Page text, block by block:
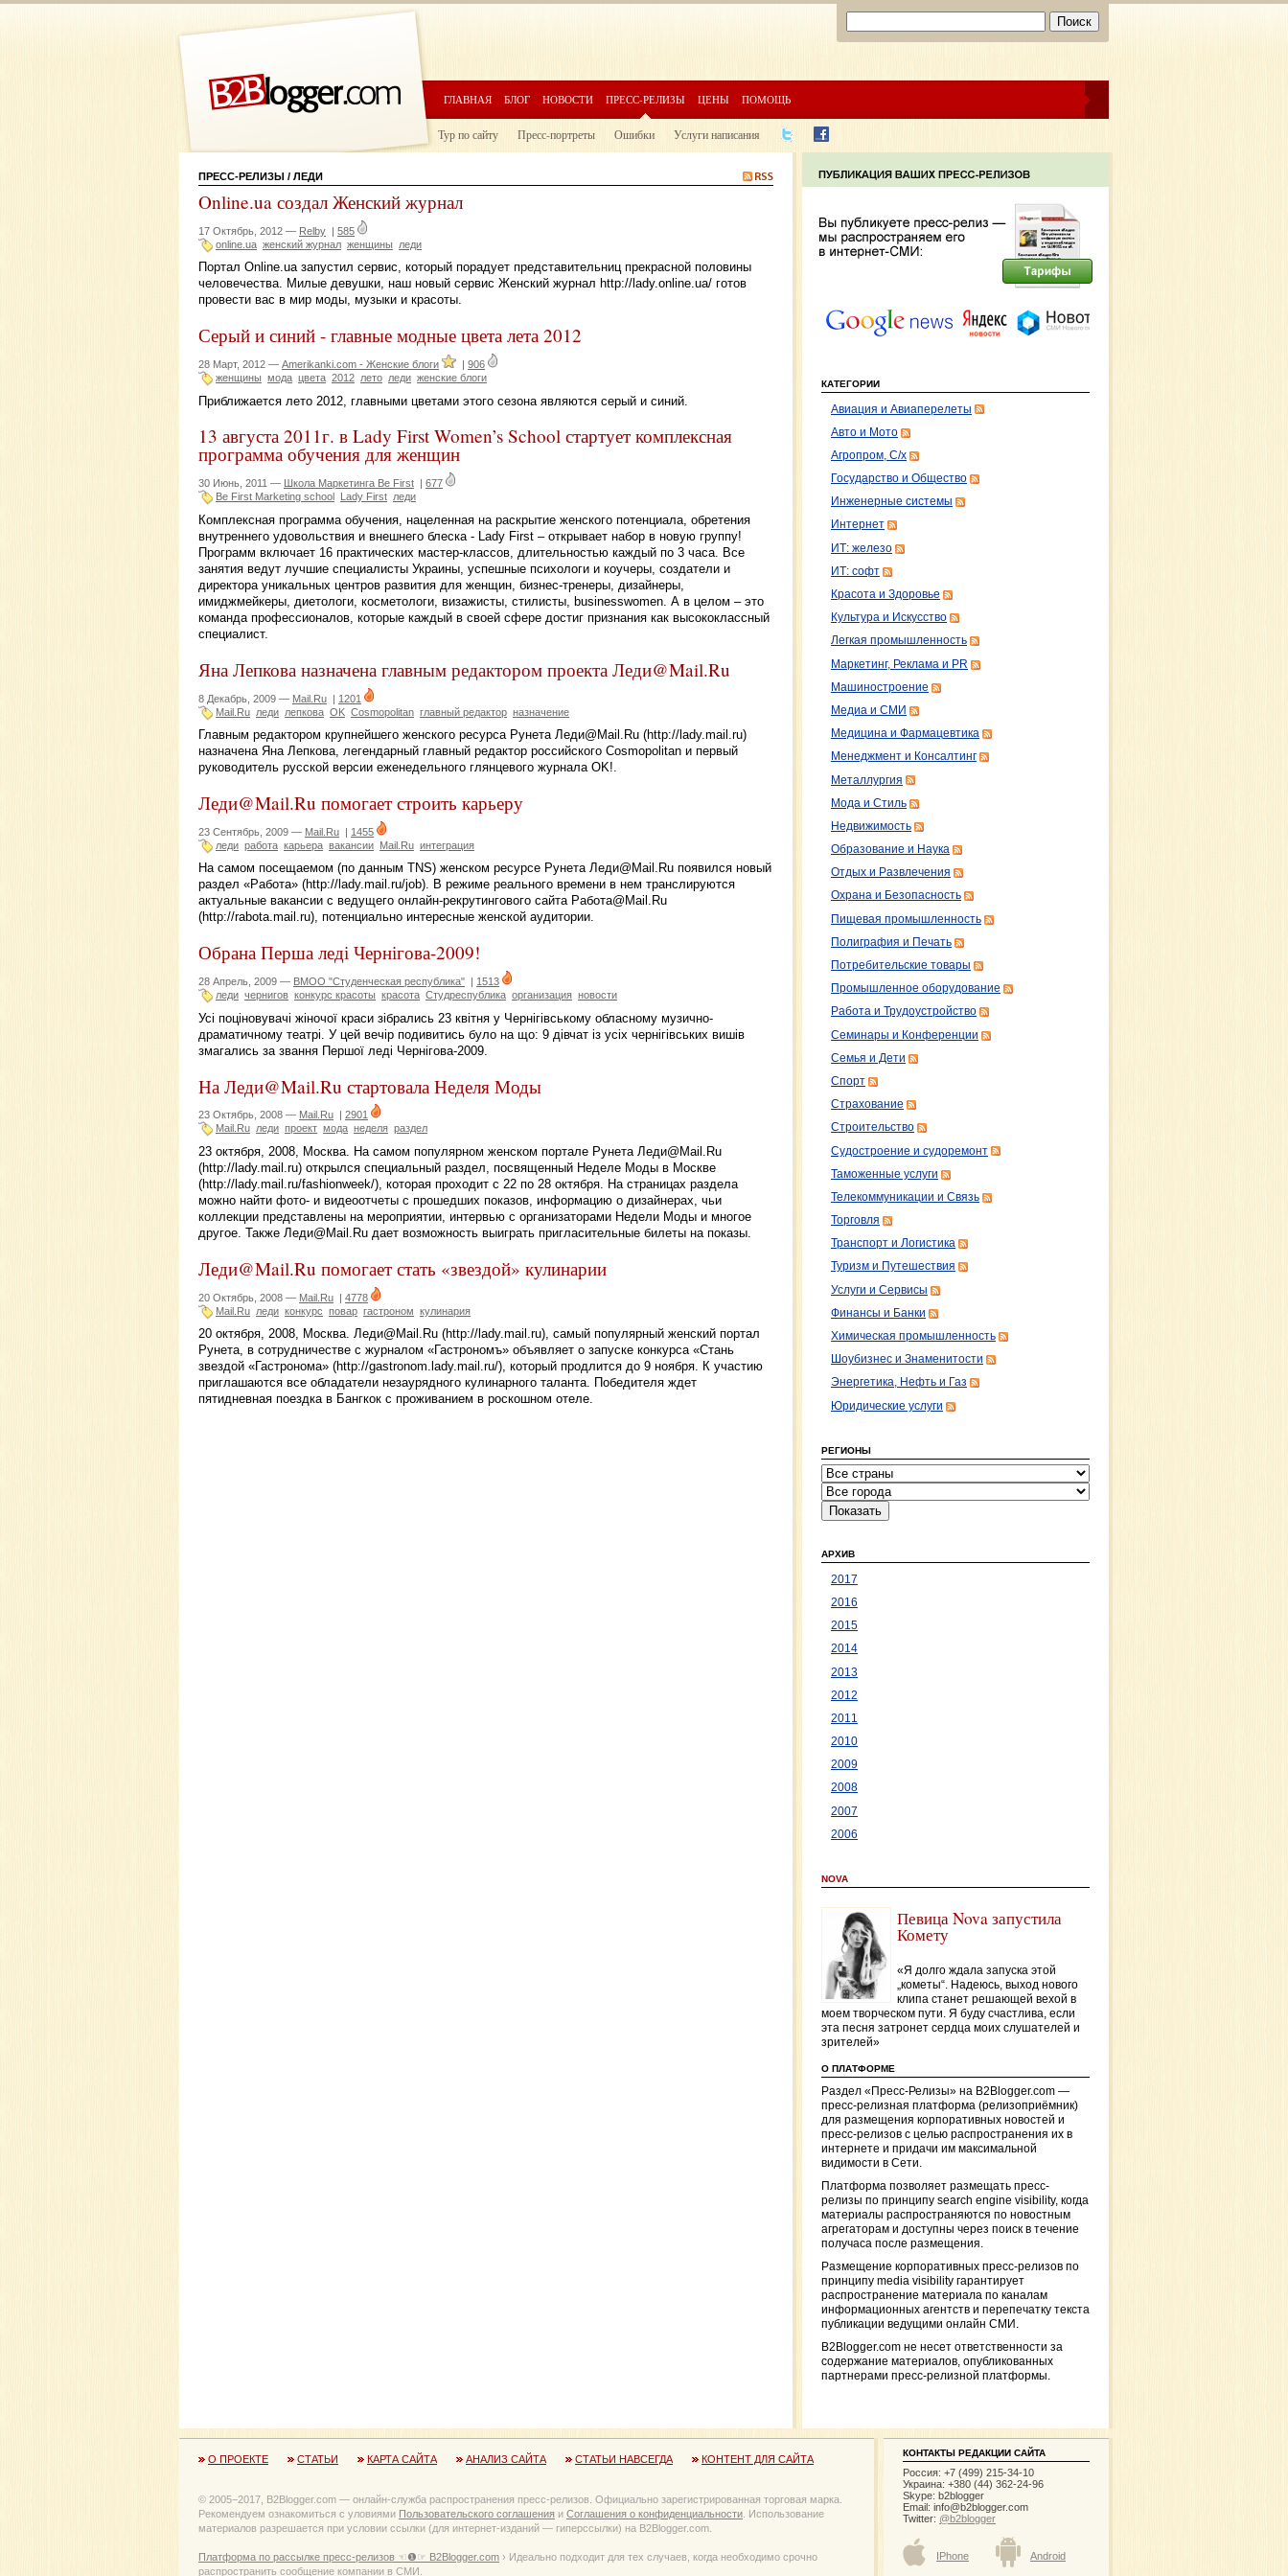
ГЛАВНАЯ БЛОГ НОВОСТИ ПРЕСС-РЕЛИЗЫ ЦЕНЫ ПОМОЩЬ
Тур по сайту Пресс-портреты Ошибки Услуги написания
ПРЕСС-РЕЛИЗЫ / ЛЕДИ
Online.ua создал Женский журнал
17 Октябрь, 2012 — Relby | 585
online.ua женский журнал женщины леди
Портал Online.ua запустил сервис, который порадует представительниц прекрасной половины
человечества. Милые девушки, наш новый сервис Женский журнал http://lady.online.ua/ готов
провести вас в мир моды, музыки и красоты.
Серый и синий - главные модные цвета лета 2012
28 Март, 2012 — Amerikanki.com - Женские блоги | 906
женщины мода цвета 2012 лето леди женские блоги
Приближается лето 2012, главными цветами этого сезона являются серый и синий.
13 августа 2011г. в Lady First Women’s School стартует комплексная
программа обучения для женщин
30 Июнь, 2011 — Школа Маркетинга Be First
677
Be First Marketing school
Lady First леди
Комплексная программа обучения, нацеленная на раскрытие женского потенциала, обретения
внутреннего удовольствия и внешнего блеска - Lady First – открывает набор в новую группу!
Программ включает 16 практических мастер-классов, длительностью каждый по 3 часа. Все
занятия ведут лучшие специалисты Украины, успешные психологи и коучеры, создатели и
директора уникальных центров развития для женщин, бизнес-тренеры, дизайнеры,
имиджмейкеры, диетологи, косметологи, визажисты, стилисты, businesswomen. А в целом – это
команда профессионалов, которые каждый в своей сфере достиг признания как высококлассный
специалист.
Яна Лепкова назначена главным редактором проекта Леди@Mail.Ru
8 Декабрь, 2009 — Mail.Ru | 1201
Mail.Ru леди лепкова OK Cosmopolitan главный редактор назначение
Главным редактором крупнейшего женского ресурса Рунета Леди@Mail.Ru (http://lady.mail.ru)
назначена Яна Лепкова, легендарный главный редактор российского Cosmopolitan и первый
руководитель русской версии еженедельного глянцевого журнала OK!.
Леди@Mail.Ru помогает строить карьеру
23 Сентябрь, 2009 — Mail.Ru | 1455
леди работа карьера вакансии Mail.Ru интеграция
На самом посещаемом (по данным TNS) женском ресурсе Рунета Леди@Mail.Ru появился новый
раздел «Работа» (http://lady.mail.ru/job). В режиме реального времени в нем транслируются
актуальные вакансии с ведущего онлайн-рекрутингового сайта Работа@Mail.Ru
(http://rabota.mail.ru), потенциально интересные женской аудитории.
Обрана Перша леді Чернігова-2009!
28 Апрель, 2009 — ВМОО "Студенческая республика" | 1513
леди чернигов конкурс красоты красота Студреспублика организация новости
Усі поціновувачі жіночої краси зібрались 23 квітня у Чернігівському обласному музично-
драматичному театрі. У цей вечір подивитись було на що: 9 дівчат із усіх чернігівських вишів
змагались за звання Першої леді Чернігова-2009.
На Леди@Mail.Ru стартовала Неделя Моды
23 Октябрь, 2008 — Mail.Ru
2901
Mail.Ru леди проект мода неделя раздел
23 октября, 2008, Москва. На самом популярном женском портале Рунета Леди@Mail.Ru
(http://lady.mail.ru) открылся специальный раздел, посвященный Неделе Моды в Москве
(http://lady.mail.ru/fashionweek/), которая проходит с 22 по 28 октября. На страницах раздела
можно найти фото- и видеоотчеты с прошедших показов, информацию о дизайнерах, чьи
коллекции представлены на мероприятии, интервью с организаторами Недели Моды и многое
другое. Также Леди@Mail.Ru дает возможность выиграть пригласительные билеты на показы.
Леди@Mail.Ru помогает стать «звездой» кулинарии
20 Октябрь, 2008 — Mail.Ru | 4778
Mail.Ru леди конкурс повар гастроном кулинария
20 октября, 2008, Москва. Леди@Mail.Ru (http://lady.mail.ru), самый популярный женский портал
Рунета, в сотрудничестве с журналом «Гастрономъ» объявляет о запуске конкурса «Стань
звездой «Гастронома» (http://gastronom.lady.mail.ru/), который продлится до 9 ноября. К участию
приглашаются все обладатели незаурядного кулинарного таланта. Победителя ждет
пятидневная поездка в Бангкок с проживанием в роскошном отеле.
КАТЕГОРИИ
Авиация и Авиаперелеты
Авто и Мото
Агропром, С/х
Государство и Общество
Инженерные системы
Интернет
ИТ: железо
ИТ: софт
Красота и Здоровье
Культура и Искусство
Легкая промышленность
Маркетинг, Реклама и PR
Машиностроение
Медиа и СМИ
Медицина и Фармацевтика
Менеджмент и Консалтинг
Металлургия
Мода и Стиль
Недвижимость
Образование и Наука
Отдых и Развлечения
Охрана и Безопасность
Пищевая промышленность
Полиграфия и Печать
Потребительские товары
Промышленное оборудование
Работа и Трудоустройство
Семинары и Конференции
Семья и Дети
Спорт
Страхование
Строительство
Судостроение и судоремонт
Таможенные услуги
Телекоммуникации и Связь
Торговля
Транспорт и Логистика
Туризм и Путешествия
Услуги и Сервисы
Финансы и Банки
Химическая промышленность
Шоубизнес и Знаменитости
Энергетика, Нефть и Газ
Юридические услуги
РЕГИОНЫ
АРХИВ
2017
2016
2015
2014
2013
2012
2011
2010
2009
2008
2007
2006
NOVA
Певица Nova запустила
Комету
«Я долго ждала запуска этой
„кометы“. Надеюсь, выход нового
клипа станет решающей вехой в
моем творческом пути. Я буду счастлива, если
эта песня затронет сердца моих слушателей и
зрителей»
О ПЛАТФОРМЕ
Раздел «Пресс-Релизы» на B2Blogger.com —
пресс-релизная платформа (релизоприёмник)
для размещения корпоративных новостей и
пресс-релизов с целью распространения их в
интернете и придачи им максимальной
видимости в Сети.
Платформа позволяет размещать пресс-
релизы по принципу search engine visibility, когда
материалы распространяются по новостным
агрегаторам и доступны через поиск в течение
получаса после размещения.
Размещение корпоративных пресс-релизов по
принципу media visibility гарантирует
распространение материала по каналам
информационных агентств и перепечатку текста
публикации ведущими онлайн СМИ.
B2Blogger.com не несет ответственности за
содержание материалов, опубликованных
партнерами пресс-релизной платформы.
О ПРОЕКТЕ СТАТЬИ КАРТА САЙТА АНАЛИЗ САЙТА СТАТЬИ НАВСЕГДА КОНТЕНТ ДЛЯ САЙТА
© 2005−2017, B2Blogger.com — онлайн-служба распространения пресс-релизов. Официально зарегистрированная торговая марка.
Рекомендуем ознакомиться с уловиями Пользовательского соглашения и Соглашения о конфиденциальности . Использование
материалов разрешается при условии ссылки (для интернет-изданий — гиперссылки) на B2Blogger.com.
Платформа по рассылке пресс-релизов ☜❶☞ B2Blogger.com › Идеально подходит для тех случаев, когда необходимо срочно
распространить сообщение компании в СМИ.
КОНТАКТЫ РЕДАКЦИИ САЙТА
Россия: +7 (499) 215-34-10
Украина: +380 (44) 362-24-96
Skype: b2blogger
Email: info@b2blogger.com
Twitter: @b2blogger
IPhone Android